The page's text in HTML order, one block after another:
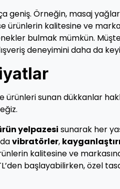
geniş. Örneğin, masaj
ürünlerin kalitesine ve
bulmak mümkün.
deneyimini daha da
ürünleri sunan dükkanlar
yelpazesi sunarak her
vibratörler,
kalitesine ve
başlayabilirken, özel